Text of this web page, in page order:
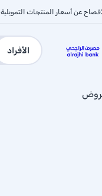
عن أسعار المنتجات التمويلية
الأفراد